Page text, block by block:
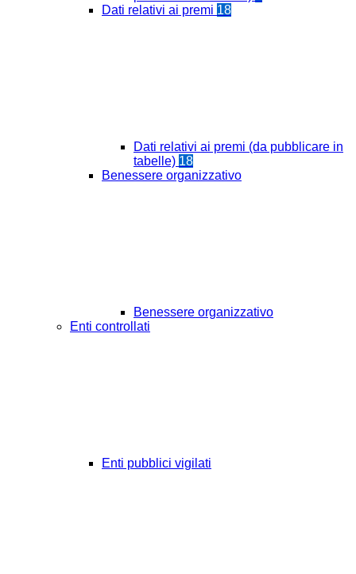
Dati relativi ai premi 18
Dati relativi ai premi (da pubblicare in
tabelle) 18
Benessere organizzativo
Benessere organizzativo
Enti controllati
Enti pubblici vigilati